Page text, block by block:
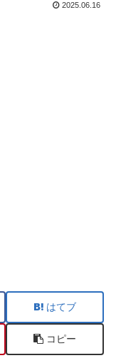
2025.06.16
はてブ
コピー